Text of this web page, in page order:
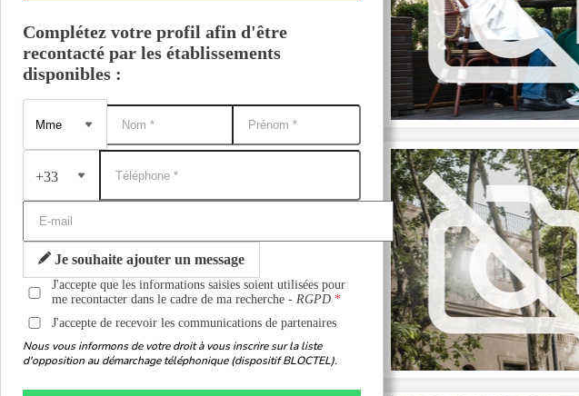
Complétez votre profil afin d'être
recontacté par les établissements
disponibles :
+33
Je souhaite ajouter un message
J'accepte que les informations saisies soient utilisées pour
me recontacter dans le cadre de ma recherche -RGPD
J'accepte de recevoir les communications de partenaires
Nous vous informons de votre droit à vous inscrire sur la liste
d'opposition au démarchage téléphonique (dispositif BLOCTEL).